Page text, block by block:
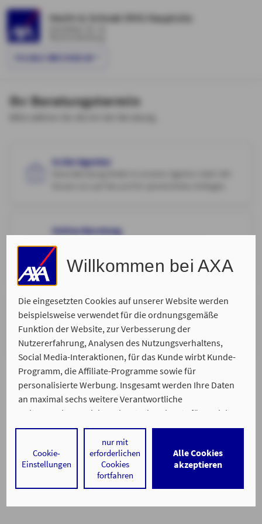
Willkommen bei AXA
Die eingesetzten Cookies auf unserer Website werden
beispielsweise verwendet für die ordnungsgemäße
Funktion der Website, zur Verbesserung der
Nutzererfahrung, Analysen des Nutzungsverhaltens,
Social Media-Interaktionen, für das Kunde wirbt Kunde-
Programm, die Affiliate-Programme sowie für
personalisierte Werbung. Insgesamt werden Ihre Daten
an maximal sechs weitere Verantwortliche
weitergegeben. Bei dem Einsatz der Dienste für Social
Media-Interaktionen und personalisierte Werbung
werden regelmäßig durch den jeweiligen Anbieter
individuelle Profile angelegt und mit Daten von anderen
Webseiten zu umfassenden Nutzungsprofilen von Ihnen
Alle Cookies
akzeptieren
nur mit
erforderlichen
Cookies
fortfahren
Cookie-
Einstellungen
Hecht & Schnak OHG Hauptsitz
FILIALE WECHSELN
Ihr Beratungstermin
In der Agentur
Online-Beratung
erhalten vorab einen Link für unseren
gemeinsamen Online-Termin.
Telefonische Beratung
Wir rufen Sie zurück. Bitte suchen Sie sich Ihren
Wunschtermin aus, zu dem wir Sie erreichen.
Ein Service von
ImpressumDatenschutz Barrierefreiheit